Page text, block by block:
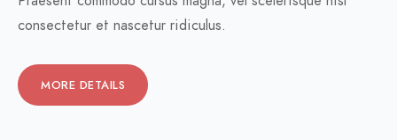
consectetur et nascetur ridiculus.
MORE DETAILS